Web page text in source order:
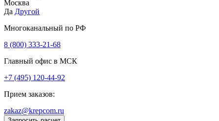
Москва
Да Другой
Многоканальный по РФ
8 (800) 333‑21-68
Главный офис в МСК
+7 (495) 120-44-92
Прием заказов:
zakaz@krepcom.ru